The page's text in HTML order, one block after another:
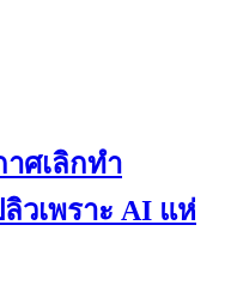
ศเลิกทำ
วเพราะ AI แห่